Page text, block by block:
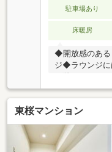
UB・浴室乾燥
探しをお手伝
ご相談はお気
駐車場あり
床暖房
◆開放感のある
ジ◆ラウンジに
０階にはワー
ムあり◆共用廊
に２４時間・
り◆リビング・
２．６ｍ◆ペッ
制限あり）〈
今池北店まで徒
東桜マンション